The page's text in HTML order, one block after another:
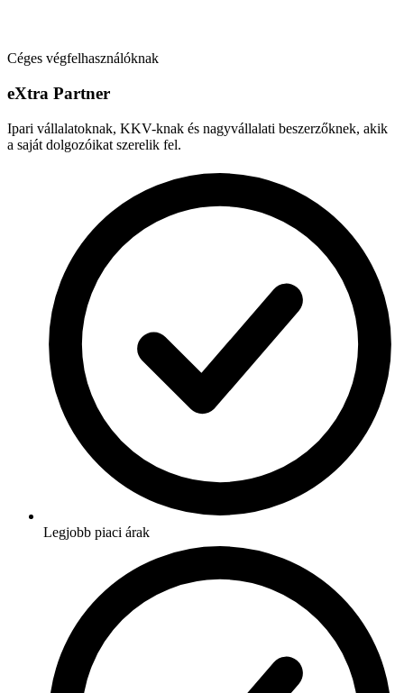
Céges végfelhasználóknak
eXtra Partner
Ipari vállalatoknak, KKV-knak és nagyvállalati beszerzőknek, akik
a saját dolgozóikat szerelik fel.
Legjobb piaci árak